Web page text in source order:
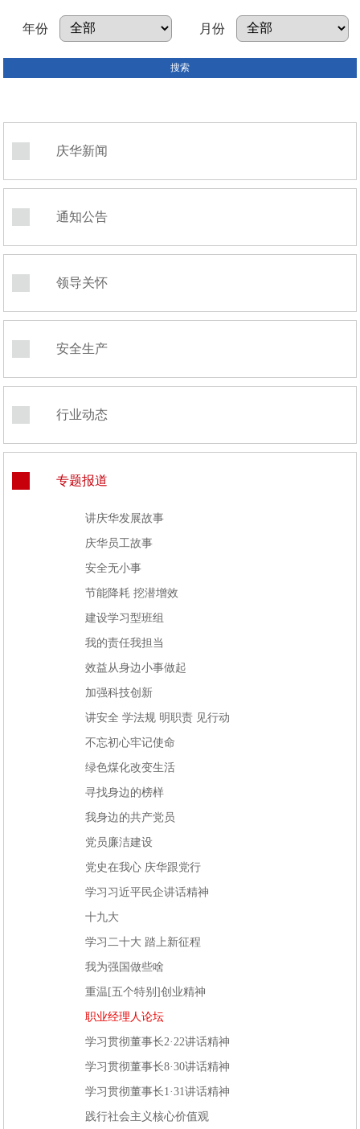
年份 月份
庆华新闻
通知公告
领导关怀
安全生产
行业动态
专题报道
讲庆华发展故事
庆华员工故事
安全无小事
节能降耗 挖潜增效
建设学习型班组
我的责任我担当
效益从身边小事做起
加强科技创新
讲安全 学法规 明职责 见行动
不忘初心牢记使命
绿色煤化改变生活
寻找身边的榜样
我身边的共产党员
党员廉洁建设
党史在我心 庆华跟党行
学习习近平民企讲话精神
十九大
学习二十大 踏上新征程
我为强国做些啥
重温[五个特别]创业精神
职业经理人论坛
学习贯彻董事长2·22讲话精神
学习贯彻董事长8·30讲话精神
学习贯彻董事长1·31讲话精神
践行社会主义核心价值观